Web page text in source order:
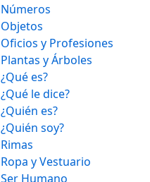
Números
Objetos
Oficios y Profesiones
Plantas y Árboles
¿Qué es?
¿Qué le dice?
¿Quién es?
¿Quién soy?
Rimas
Ropa y Vestuario
Ser Humano